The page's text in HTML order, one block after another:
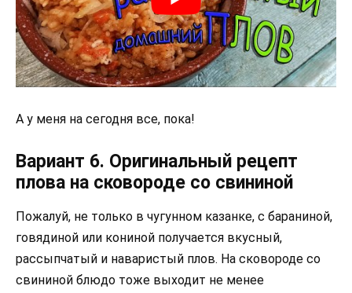
А у меня на сегодня все, пока!
Вариант 6. Оригинальный рецепт
плова на сковороде со свининой
Пожалуй, не только в чугунном казанке, с бараниной,
говядиной или кониной получается вкусный,
рассыпчатый и наваристый плов. На сковороде со
свининой блюдо тоже выходит не менее